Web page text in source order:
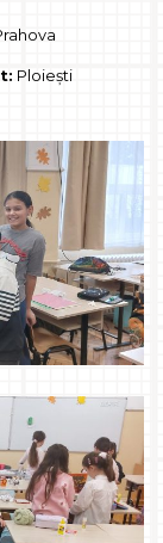
Ploiești